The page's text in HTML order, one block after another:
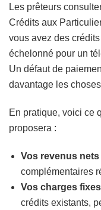
Les prêteurs
Crédits aux
vous avez des
échelonné pour un
Un défaut de
davantage les
En pratique, voici ce
proposera :
Vos revenus nets
complémentaires
Vos charges fixes
crédits existants,